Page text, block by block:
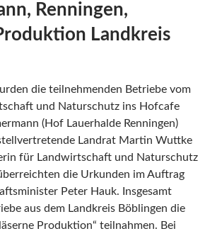
Renningen,
Landkreis
die teilnehmenden Betriebe vom
und Naturschutz ins Hofcafe
(Hof Lauerhalde Renningen)
Landrat Martin Wuttke
für Landwirtschaft und Naturschutz
die Urkunden im Auftrag
Peter Hauk. Insgesamt
aus dem Landkreis Böblingen die
Produktion“ teilnahmen. Bei